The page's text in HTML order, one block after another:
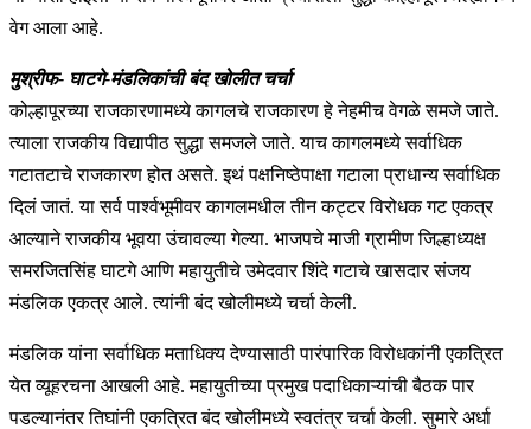
वेग आला आहे.
मुश्रीफ- घाटगे-मंडलिकांची बंद खोलीत चर्चा
कोल्हापूरच्या राजकारणामध्ये कागलचे राजकारण हे नेहमीच वेगळे समजे जाते.
त्याला राजकीय विद्यापीठ सुद्धा समजले जाते. याच कागलमध्ये सर्वाधिक
गटातटाचे राजकारण होत असते. इथं पक्षनिष्ठेपाक्षा गटाला प्राधान्य सर्वाधिक
दिलं जातं. या सर्व पार्श्वभूमीवर कागलमधील तीन कट्टर विरोधक गट एकत्र
आल्याने राजकीय भूवया उंचावल्या गेल्या. भाजपचे माजी ग्रामीण जिल्हाध्यक्ष
समरजितसिंह घाटगे आणि महायुतीचे उमेदवार शिंदे गटाचे खासदार संजय
मंडलिक एकत्र आले. त्यांनी बंद खोलीमध्ये चर्चा केली.
मंडलिक यांना सर्वाधिक मताधिक्य देण्यासाठी पारंपारिक विरोधकांनी एकत्रित
येत व्यूहरचना आखली आहे. महायुतीच्या प्रमुख पदाधिकाऱ्यांची बैठक पार
पडल्यानंतर तिघांनी एकत्रित बंद खोलीमध्ये स्वतंत्र चर्चा केली. सुमारे अर्धा